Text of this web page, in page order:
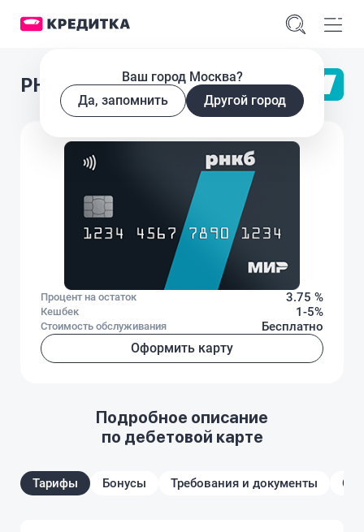
Ваш город Москва?
Да, запомнить
Другой город
РНКБ Привилегия
Процент на остаток 3.75 %
Кешбек 1-5%
Стоимость обслуживания Бесплатно
Оформить карту
Подробное описание
по дебетовой карте
Тарифы Бонусы Требования и документы